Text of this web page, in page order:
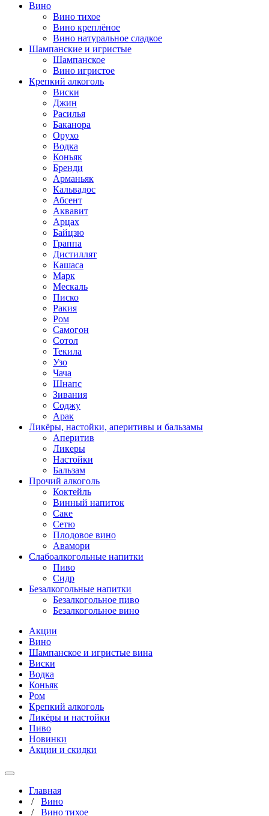
Вино
Вино тихое
Вино креплёное
Вино натуральное сладкое
Шампанские и игристые
Шампанское
Вино игристое
Крепкий алкоголь
Виски
Джин
Расилья
Баканора
Орухо
Водка
Коньяк
Бренди
Арманьяк
Кальвадос
Абсент
Аквавит
Арцах
Байцзю
Граппа
Дистиллят
Кашаса
Марк
Мескаль
Писко
Ракия
Ром
Самогон
Сотол
Текила
Узо
Чача
Шнапс
Зивания
Соджу
Арак
Ликёры, настойки, аперитивы и бальзамы
Аперитив
Ликеры
Настойки
Бальзам
Прочий алкоголь
Коктейль
Винный напиток
Саке
Сетю
Плодовое вино
Авамори
Слабоалкогольные напитки
Пиво
Сидр
Безалкогольные напитки
Безалкогольное пиво
Безалкогольное вино
Акции
Вино
Шампанское и игристые вина
Виски
Водка
Коньяк
Ром
Крепкий алкоголь
Ликёры и настойки
Пиво
Новинки
Акции и скидки
Главная
/ Вино
/ Вино тихое